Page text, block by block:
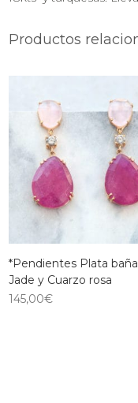
Productos
*Pendientes Plata
Jade y Cuarzo rosa
145,00€